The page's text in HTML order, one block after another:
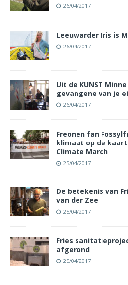
26/04/2017
Leeuwarder Iris is
26/04/2017
Uit de KUNST
gevangene van je
26/04/2017
Freonen fan
klimaat op de kaart
Climate March
25/04/2017
De betekenis van
van der Zee
25/04/2017
Fries
afgerond
25/04/2017